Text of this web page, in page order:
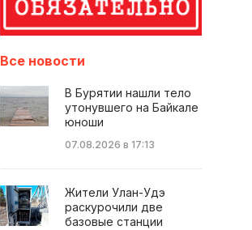
Все новости
В Бурятии нашли тело
утонувшего на Байкале
юноши
07.08.2026 в 17:13
Жители Улан-Удэ
раскурочили две
базовые станции